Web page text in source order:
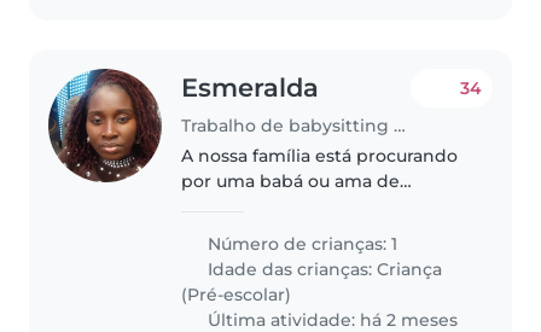
Esmeralda
Trabalho de babysitting em Queluz
34
A nossa família está procurando
por uma babá ou ama de
nosso filho de 4 anos. Ele é uma
criança muito energética e
brincalhona, mas também
amigável. Precisamos..
Número de crianças: 1
Idade das crianças:Criança
(Pré-escolar)
Última atividade: há 2 meses